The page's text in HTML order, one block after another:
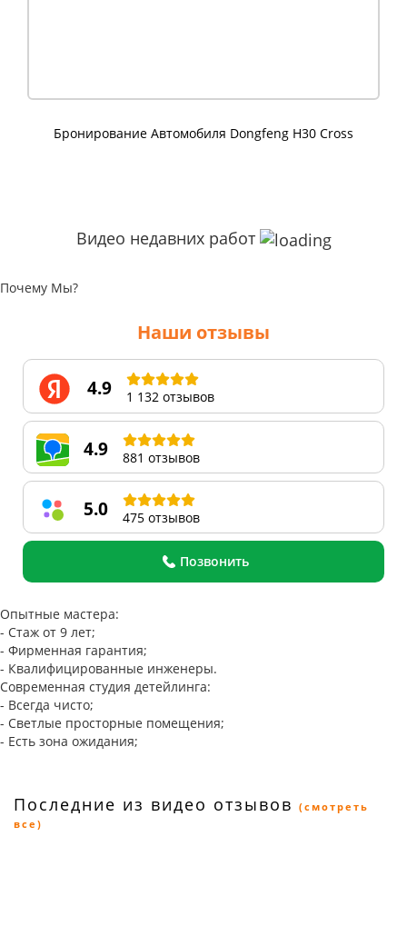
Бронирование Автомобиля Dongfeng H30 Cross
Видео недавних работ
Почему Мы?
Наши отзывы
4.9 1 132 отзывов
4.9 881 отзывов
5.0 475 отзывов
Позвонить
Опытные мастера:
- Стаж от 9 лет;
- Фирменная гарантия;
- Квалифицированные инженеры.
Современная студия детейлинга:
- Всегда чисто;
- Светлые просторные помещения;
- Есть зона ожидания;
Последние из видео отзывов (смотреть
все)